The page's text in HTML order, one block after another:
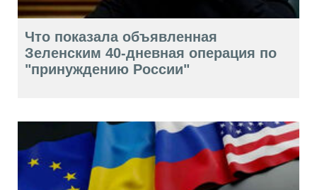
Что показала объявленная
Зеленским 40-дневная операция по
"принуждению России"